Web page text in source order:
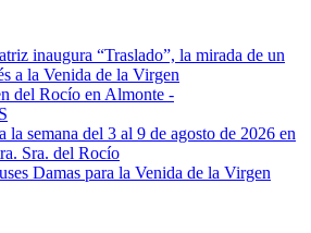
inaugura “Traslado”, la mirada de un
a la Venida de la Virgen
del Rocío en Almonte -
la semana del 3 al 9 de agosto de 2026 en
Sra. del Rocío
Damas para la Venida de la Virgen